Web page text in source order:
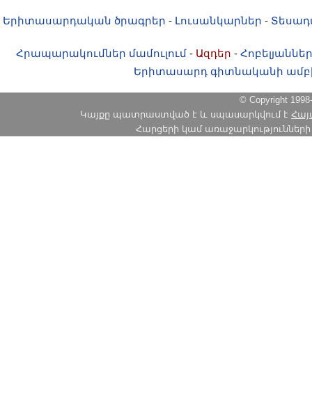
Երիտասարդական ծրագրեր - Լուսանկարներ -
Հրապարակումներ մամուլում- Ազդեր - Հոբելյաններ
Երիտասարդ գիտնականի
© Copyright
Կայքը պատրաստված է և սպասարկվում է
Հարցերի կամ առաջարկությունների